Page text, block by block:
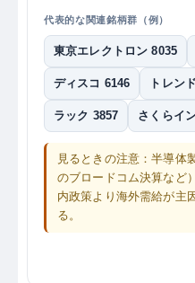
代表的な関連銘柄群（例）
東京エレクトロン 8035
ディスコ 6146 トレン
ラック 3857 さくらイ
見るときの注意：半導体
のブロードコム決算など
内政策より海外需給が主
る。